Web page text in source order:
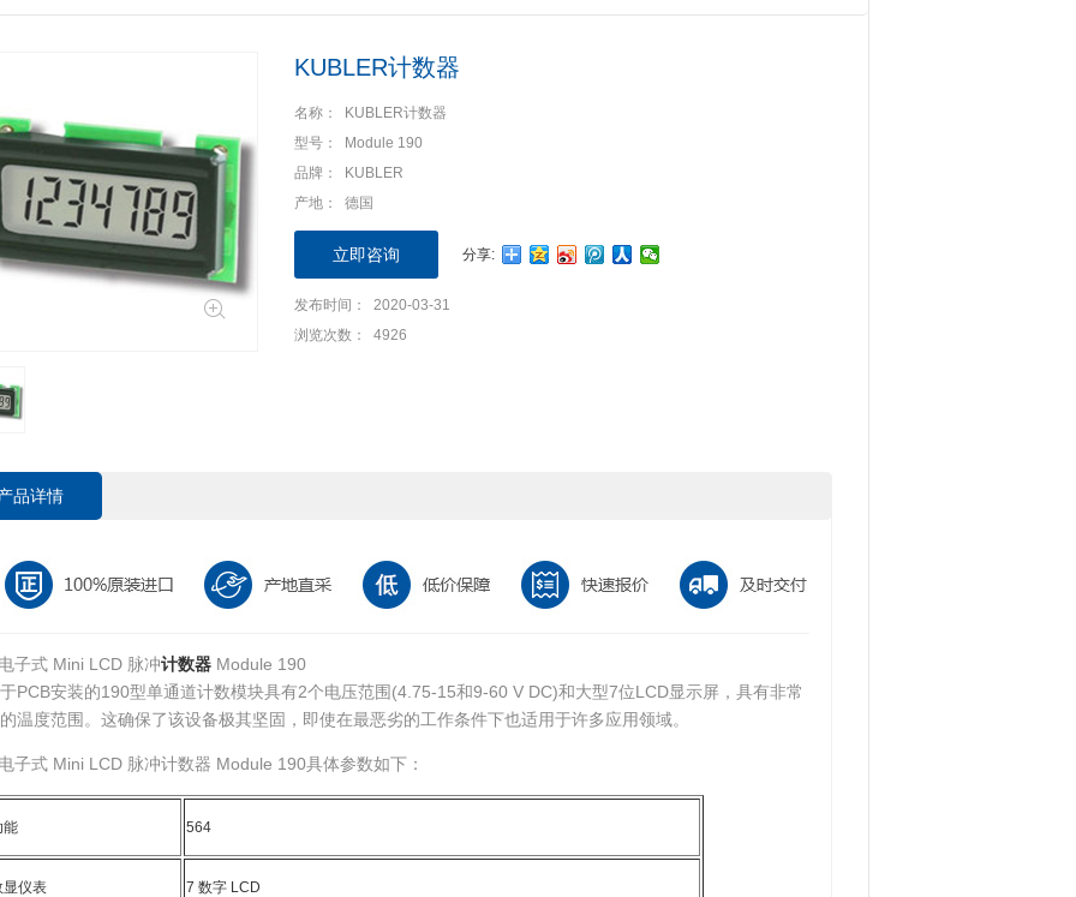
KUBLER计数器
名称： KUBLER计数器
型号： Module 190
品牌： KUBLER
产地： 德国
立即咨询 分享:
发布时间： 2020-03-31
浏览次数： 4926
品详情
子式 Mini LCD 脉冲计数器 Module 190
PCB安装的190型单通道计数模块具有2个电压范围(4.75-15和9-60 V DC)和大型7位LCD显示屏，具有非常
温度范围。这确保了该设备极其坚固，即使在最恶劣的工作条件下也适用于许多应用领域。
子式 Mini LCD 脉冲计数器 Module 190具体参数如下：
能 564
显仪表 7 数字 LCD